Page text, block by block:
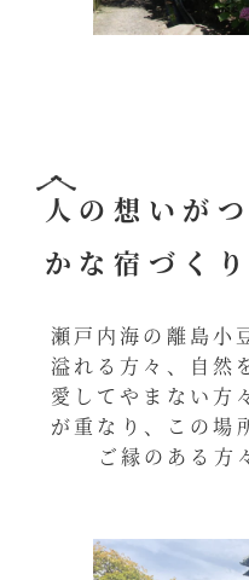
人の想いが
かな宿づくり
瀬戸内海の離島小
溢れる方々、自然
愛してやまない方
が重なり、この場
ご縁のある方